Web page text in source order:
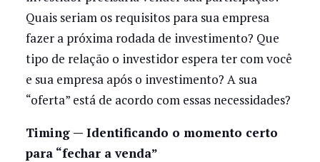
Quais seriam os requisitos para sua empresa
fazer a próxima rodada de investimento? Que
tipo de relação o investidor espera ter com você
e sua empresa após o investimento? A sua
“oferta” está de acordo com essas necessidades?
Timing — Identificando o momento certo
para “fechar a venda”